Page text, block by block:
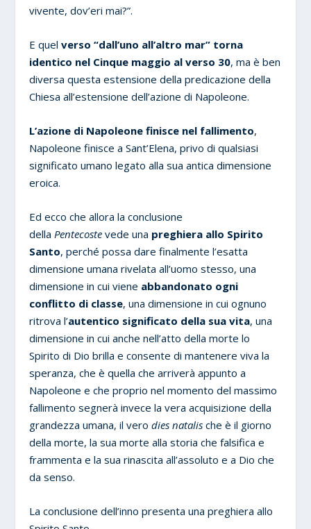
vivente, dov’eri mai?”.
E quelverso “dall’uno all’altro mar” torna
identico nel Cinque maggio al verso 30, ma è ben
diversa questa estensione della predicazione della
Chiesa all’estensione dell’azione di Napoleone.
L’azione di Napoleone finisce nel fallimento,
Napoleone finisce a Sant’Elena, privo di qualsiasi
significato umano legato alla sua antica dimensione
eroica.
Ed ecco che allora la conclusione
della Pentecostevede una preghiera allo Spirito
Santo, perché possa dare finalmente l’esatta
dimensione umana rivelata all’uomo stesso, una
dimensione in cui viene abbandonato ogni
conflitto di classe, una dimensione in cui ognuno
ritrova l’autentico significato della sua vita, una
dimensione in cui anche nell’atto della morte lo
Spirito di Dio brilla e consente di mantenere viva la
speranza, che è quella che arriverà appunto a
Napoleone e che proprio nel momento del massimo
fallimento segnerà invece la vera acquisizione della
grandezza umana, il verodies natalis che è il giorno
della morte, la sua morte alla storia che falsifica e
frammenta e la sua rinascita all’assoluto e a Dio che
da senso.
La conclusione dell’inno presenta una preghiera allo